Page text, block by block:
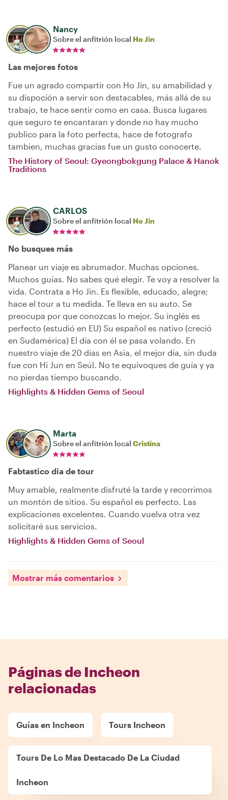
Nancy
Sobre el anfitrión local Ho Jin
Las mejores fotos
Fue un agrado compartir con Ho Jin, su amabilidad y
su dispoción a servir son destacables, más allá de su
trabajo, te hace sentir como en casa. Busca lugares
que seguro te encantaran y donde no hay mucho
publico para la foto perfecta, hace de fotografo
tambien, muchas gracias fue un gusto conocerte.
The History of Seoul: Gyeongbokgung Palace & Hanok
Traditions
CARLOS
Sobre el anfitrión local Ho Jin
No busques más
Planear un viaje es abrumador. Muchas opciones.
Muchos guías. No sabes qué elegir. Te voy a resolver la
vida. Contrata a Ho Jin. Es flexible, educado, alegre;
hace el tour a tu medida. Te lleva en su auto. Se
preocupa por que conozcas lo mejor. Su inglés es
perfecto (estudió en EU) Su español es nativo (creció
en Sudamérica) El día con él se pasa volando. En
nuestro viaje de 20 días en Asia, el mejor día, sin duda
fue con Hi Jun en Seúl. No te equivoques de guía y ya
no pierdas tiempo buscando.
Highlights & Hidden Gems of Seoul
Marta
Sobre el anfitrión local Cristina
Fabtastico dia de tour
Muy amable, realmente disfruté la tarde y recorrimos
un montón de sitios. Su español es perfecto. Las
explicaciones excelentes. Cuando vuelva otra vez
solicitaré sus servicios.
Highlights & Hidden Gems of Seoul
Mostrar más comentarios
Páginas de Incheon
relacionadas
Guías en Incheon Tours Incheon
Tours De Lo Mas Destacado De La Ciudad
Incheon